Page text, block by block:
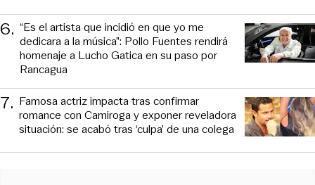
6. “Es el artista que incidió en que yo me
dedicara a la música”: Pollo Fuentes rendirá
homenaje a Lucho Gatica en su paso por
Rancagua
7. Famosa actriz impacta tras confirmar
romance con Camiroga y exponer reveladora
situación: se acabó tras ‘culpa’ de una colega